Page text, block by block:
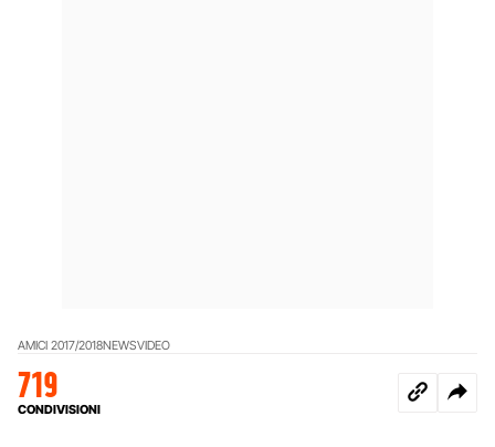
AMICI 2017/2018NEWSVIDEO
719
CONDIVISIONI